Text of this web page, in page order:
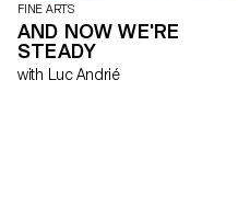
FINE ARTS
AND NOW WE'RE
STEADY
with Luc Andrié